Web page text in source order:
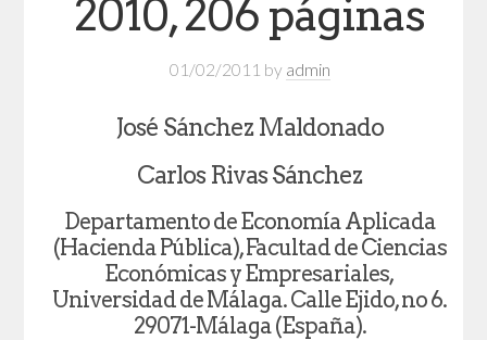
2010, 206 páginas
01/02/2011 by admin
José Sánchez Maldonado
Carlos Rivas Sánchez
Departamento de Economía Aplicada
(Hacienda Pública), Facultad de Ciencias
Económicas y Empresariales,
Universidad de Málaga. Calle Ejido, no 6.
29071-Málaga (España).